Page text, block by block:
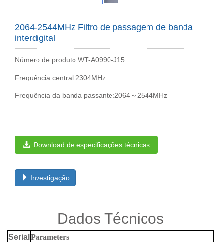
2064-2544MHz Filtro de passagem de banda
interdigital
Número de produto:WT-A0990-J15
Frequência central:2304MHz
Frequência da banda passante:2064～2544MHz
Download de especificações técnicas
Investigação
Dados Técnicos
Serial Parameters